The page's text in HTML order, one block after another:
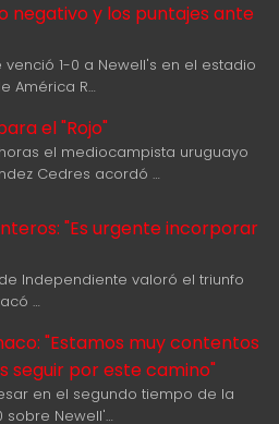
negativo y los puntajes ante
1-0 a Newell's en el estadio
América R…
el "Rojo"
el mediocampista uruguayo
Cedres acordó …
"Es urgente incorporar
Independiente valoró el triunfo
…
"Estamos muy contentos
seguir por este camino"
en el segundo tiempo de la
sobre Newell'…